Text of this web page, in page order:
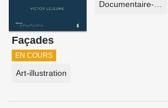
Façades
EN COURS
Art-illustration
Documentaire-Encyclopédie